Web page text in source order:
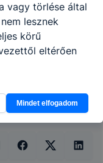
alkalmazásán
kreatív
vagy törlése által
lesznek
körű
eltérően
Mindet elfogadom